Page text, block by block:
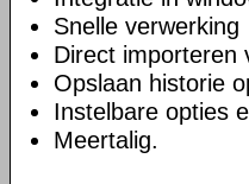
Snelle verwerking
Direct importeren
Opslaan historie
Instelbare opties
Meertalig.